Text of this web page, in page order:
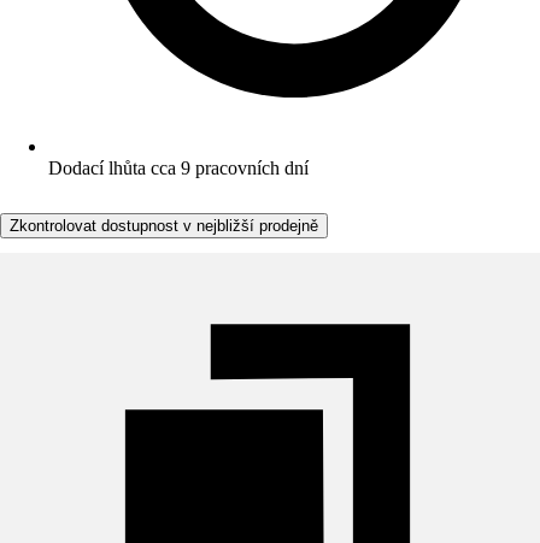
Dodací lhůta cca 9 pracovních dní
Zkontrolovat dostupnost v nejbližší prodejně